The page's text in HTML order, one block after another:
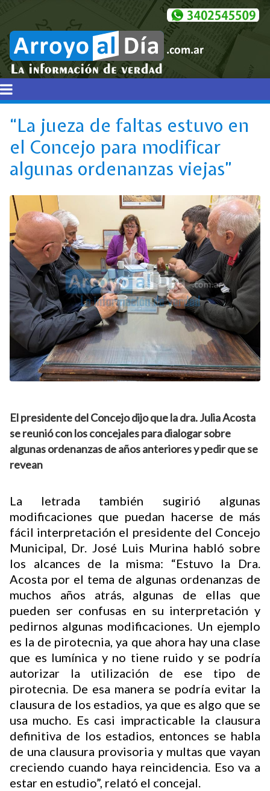
“La jueza de faltas estuvo en
el Concejo para modificar
algunas ordenanzas viejas”
El presidente del Concejo dijo que la dra. Julia Acosta
se reunió con los concejales para dialogar sobre
algunas ordenanzas de años anteriores y pedir que se
revean
La letrada también sugirió algunas
modificaciones que puedan hacerse de más
fácil interpretación el presidente del Concejo
Municipal, Dr. José Luis Murina habló sobre
los alcances de la misma: “Estuvo la Dra.
Acosta por el tema de algunas ordenanzas de
muchos años atrás, algunas de ellas que
pueden ser confusas en su interpretación y
pedirnos algunas modificaciones. Un ejemplo
es la de pirotecnia, ya que ahora hay una clase
que es lumínica y no tiene ruido y se podría
autorizar la utilización de ese tipo de
pirotecnia. De esa manera se podría evitar la
clausura de los estadios, ya que es algo que se
usa mucho. Es casi impracticable la clausura
definitiva de los estadios, entonces se habla
de una clausura provisoria y multas que vayan
creciendo cuando haya reincidencia. Eso va a
estar en estudio”, relató el concejal.
Buscador